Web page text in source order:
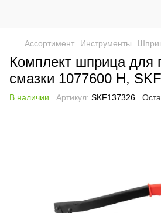
Ассортимент Инструменты
Комплект шприца для
смазки 1077600 H,
В наличии Артикул: SKF137326